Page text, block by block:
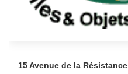
15 Avenue de la Résistance